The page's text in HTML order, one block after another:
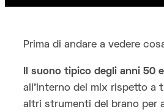
Prima di andare a vedere
Il suono tipico degli anni 50
all’interno del mix rispetto
altri strumenti del brano per